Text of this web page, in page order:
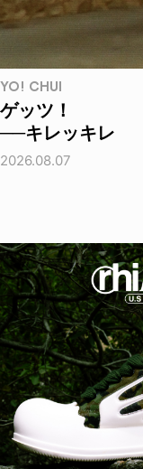
YO! CHUI
ゲッツ！
──キレッキレ
2026.08.07